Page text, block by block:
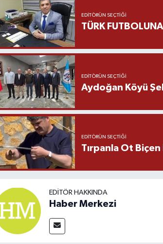
EDITÖRÜN SEÇTIĞI
TÜRK
EDITÖRÜN SEÇTIĞI
Aydoğan Köyü
EDITÖRÜN SEÇTIĞI
Tırpanla Ot
EDITÖR HAKKINDA
Haber Merkezi